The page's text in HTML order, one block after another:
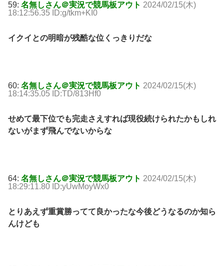
59: 名無しさん＠実況で競馬板アウト 2024/02/15(木)
18:12:56.35 ID:g/tkm+KI0
イクイとの明暗が残酷な位くっきりだな
60: 名無しさん＠実況で競馬板アウト 2024/02/15(木)
18:14:35.05 ID:TD/813Hf0
せめて最下位でも完走さえすれば現役続けられたかもしれ
ないがまず飛んでないからな
64: 名無しさん＠実況で競馬板アウト 2024/02/15(木)
18:29:11.80 ID:yUwMoyWx0
とりあえず重賞勝ってて良かったな今後どうなるのか知ら
んけども